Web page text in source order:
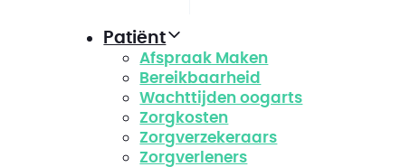
Patiënt
Afspraak Maken
Bereikbaarheid
Wachttijden oogarts
Zorgkosten
Zorgverzekeraars
Zorgverleners